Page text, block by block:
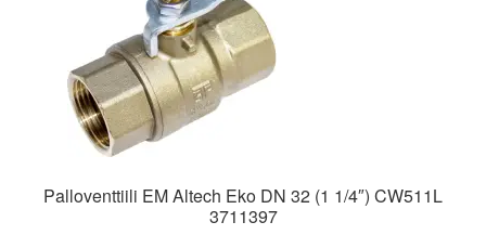
Palloventtiili EM Altech Eko DN 32 (1 1/4″) CW511L
3711397